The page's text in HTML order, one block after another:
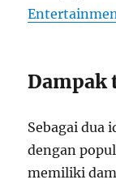
Dampak
Sebagai dua
dengan
memiliki